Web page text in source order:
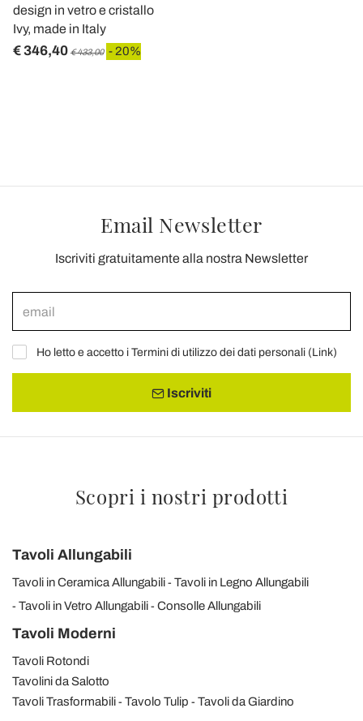
design in vetro e cristallo
Ivy, made in Italy
€ 346,40 € 433,00 - 20%
Email Newsletter
Iscriviti gratuitamente alla nostra Newsletter
Ho letto e accetto i Termini di utilizzo dei dati personali (Link)
Iscriviti
Scopri i nostri prodotti
Tavoli Allungabili
Tavoli in Ceramica Allungabili
Tavoli in Legno Allungabili
Tavoli in Vetro Allungabili
Consolle Allungabili
Tavoli Moderni
Tavoli Rotondi
Tavolini da Salotto
Tavoli Trasformabili
Tavolo Tulip Tavoli da Giardino